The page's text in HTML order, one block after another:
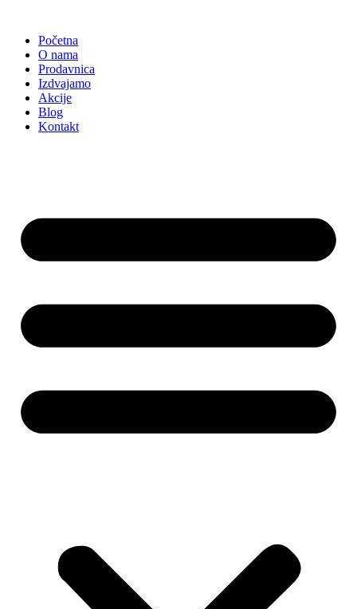
sadržajPočetna
O nama
Prodavnica
Izdvajamo
Akcije
Blog
Kontakt